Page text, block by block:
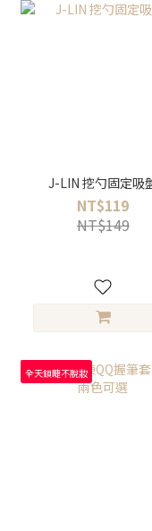
J-LIN 挖勺固定吸
NT$119
NT$149
全天鎖睫不脫妝